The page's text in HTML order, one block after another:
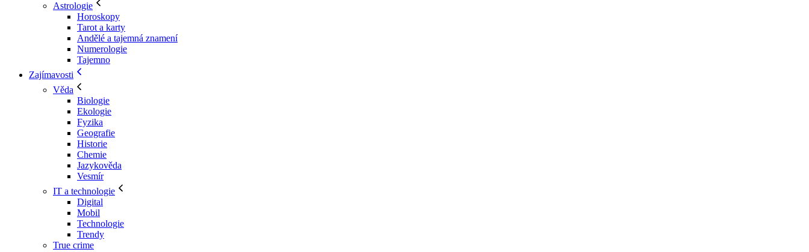
Astrologie
Horoskopy
Tarot a karty
Andělé a tajemná znamení
Numerologie
Tajemno
Zajímavosti
Věda
Biologie
Ekologie
Fyzika
Geografie
Historie
Chemie
Jazykověda
Vesmír
IT a technologie
Digital
Mobil
Technologie
Trendy
True crime